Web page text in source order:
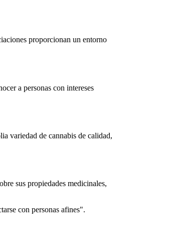
proporcionan un entorno
a personas con intereses
variedad de cannabis de calidad,
sus propiedades medicinales,
con personas afines".